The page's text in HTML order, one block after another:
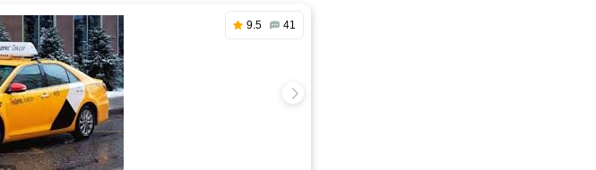
9.5 41